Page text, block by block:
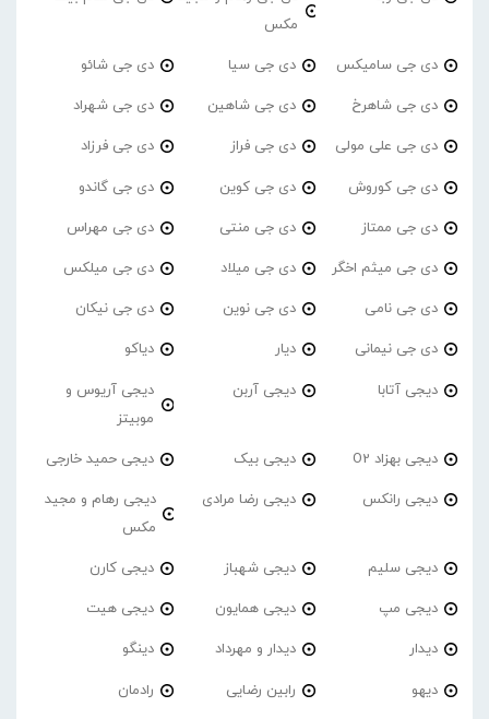
مکس
دی جی سامیکس دی جی سیا دی جی شائو
دی جی شاهرخ دی جی شاهین دی جی شهراد
دی جی علی مولی دی جی فراز دی جی فرزاد
دی جی کوروش دی جی کوین دی جی گاندو
دی جی ممتاز دی جی منتی دی جی مهراس
دی جی میثم اخگر دی جی میلاد دی جی میلکس
دی جی نامی دی جی نوین دی جی نیکان
دی جی نیمانی دیار دیاکو
دیجی آتابا دیجی آربن
دیجی آریوس و
موبیتز
دیجی بهزاد O2 دیجی بیک دیجی حمید خارجی
دیجی رانکس دیجی رضا مرادی
دیجی رهام و مجید
مکس
دیجی سلیم دیجی شهباز دیجی کارن
دیجی مپ دیجی همایون دیجی هیت
دیدار دیدار و مهرداد دینگو
دیهو رابین رضایی رادمان